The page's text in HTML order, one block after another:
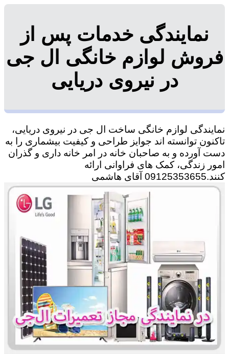
نمایندگی خدمات پس از
فروش لوازم خانگی ال جی
در نیروی دریایی
نمایندگی لوازم خانگی ساخت ال جی در نیروی دریایی،
تاکنون توانسته اند جوایز طراحی و کیفیت بیشماری را به
دست آورده و به صاحبان خانه در امر خانه داری و گذران
امور زندگی، کمک های فراوانی ارائه
کنند.09125353655 آقای هاشمی